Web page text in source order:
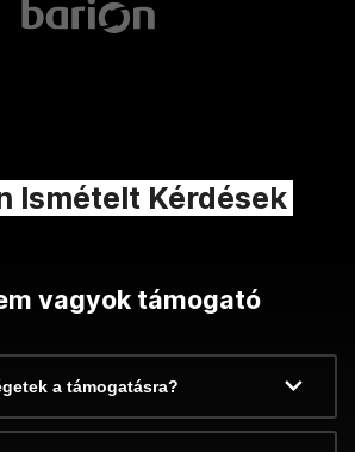
Ismételt Kérdések
vagyok támogató
a támogatásra?